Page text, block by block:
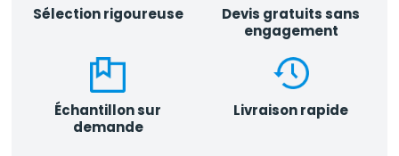
Sélection rigoureuse
Devis gratuits sans
engagement
Échantillon sur
demande
Livraison rapide